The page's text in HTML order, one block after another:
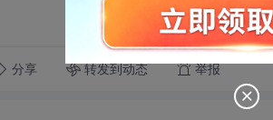
分享 转发到动态 举报